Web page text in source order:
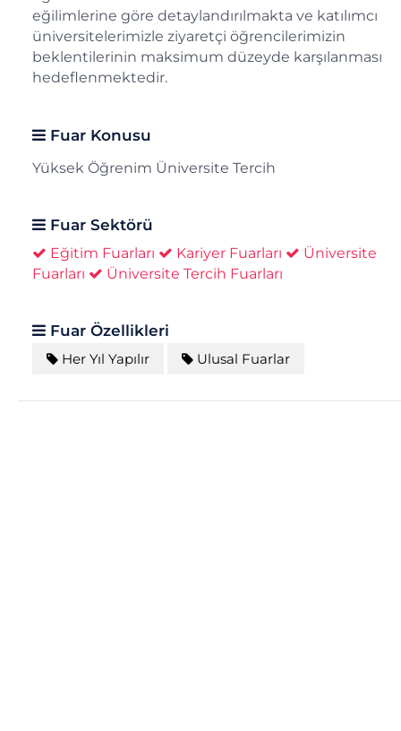
eğilimlerine göre detaylandırılmakta ve katılımcı
üniversitelerimizle ziyaretçi öğrencilerimizin
beklentilerinin maksimum düzeyde karşılanması
hedeflenmektedir.
Fuar Konusu
Yüksek Öğrenim Üniversite Tercih
Fuar Sektörü
Eğitim Fuarları Kariyer Fuarları
Üniversite
Fuarları
Üniversite Tercih Fuarları
Fuar Özellikleri
Her Yıl Yapılır Ulusal Fuarlar